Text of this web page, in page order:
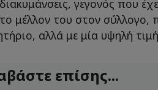
γεγονός που
μέλλον του στον σύλλογο,
αλλά με μία υψηλή
επίσης...